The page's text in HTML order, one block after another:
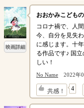
映画詳細
おおかみこども
コロナ禍で、人
今、自分を見失
に感じます。十
る作品です♪ 国
しい！
No Name 2022年
共感！ 4
↓